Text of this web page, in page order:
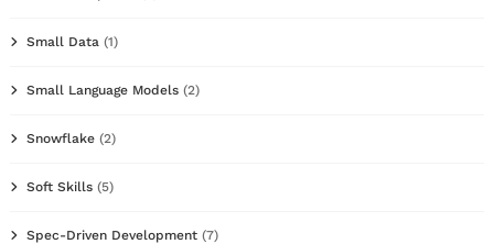
Small Data (1)
Small Language Models (2)
Snowflake (2)
Soft Skills (5)
Spec-Driven Development (7)